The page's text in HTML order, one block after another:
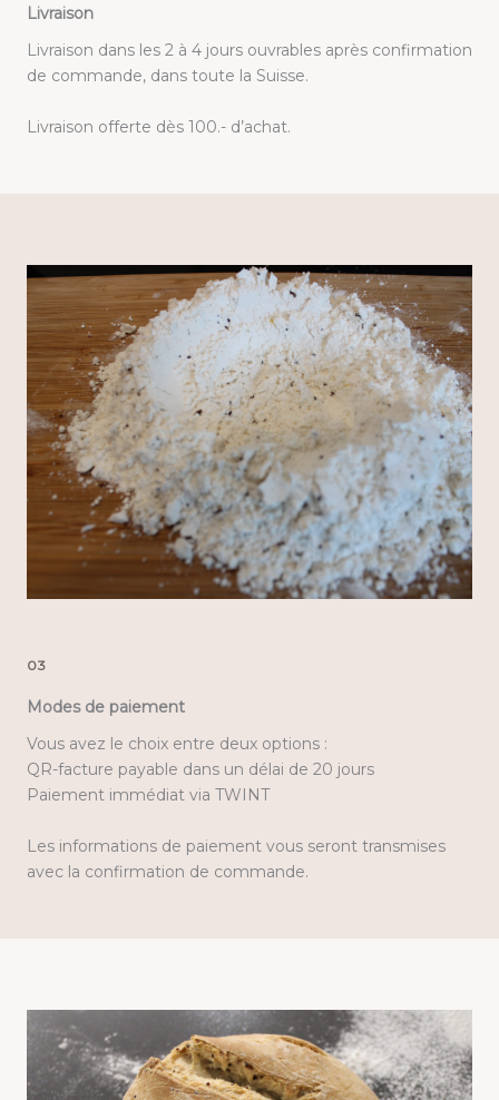
Livraison
Livraison dans les 2 à 4 jours ouvrables après confirmation
de commande, dans toute la Suisse.
Livraison offerte dès 100.- d’achat.
03
Modes de paiement
Vous avez le choix entre deux options :
QR-facture payable dans un délai de 20 jours
Paiement immédiat via TWINT
Les informations de paiement vous seront transmises
avec la confirmation de commande.